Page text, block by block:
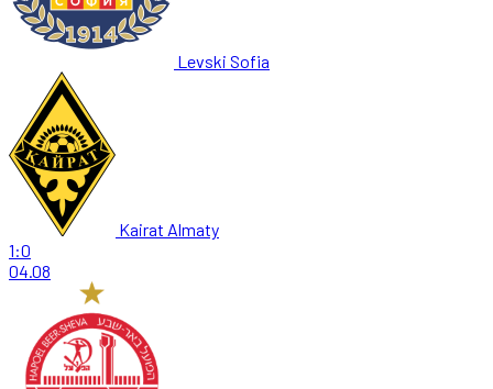
Levski Sofia
Kairat Almaty
1:0
04.08